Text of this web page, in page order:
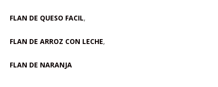
FLAN DE QUESO FACIL,
FLAN DE ARROZ CON LECHE,
FLAN DE NARANJA